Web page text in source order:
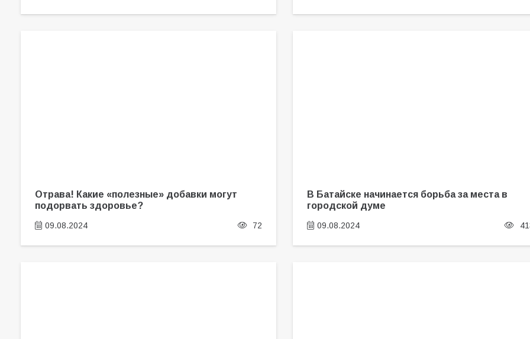
Отрава! Какие «полезные» добавки могут
подорвать здоровье?
09.08.2024 72
В Батайске начинается борьба за места в
городской думе
09.08.2024